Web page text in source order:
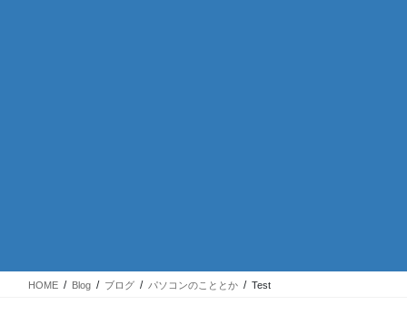
HOME Blog ブログ パソコンのこととか Test